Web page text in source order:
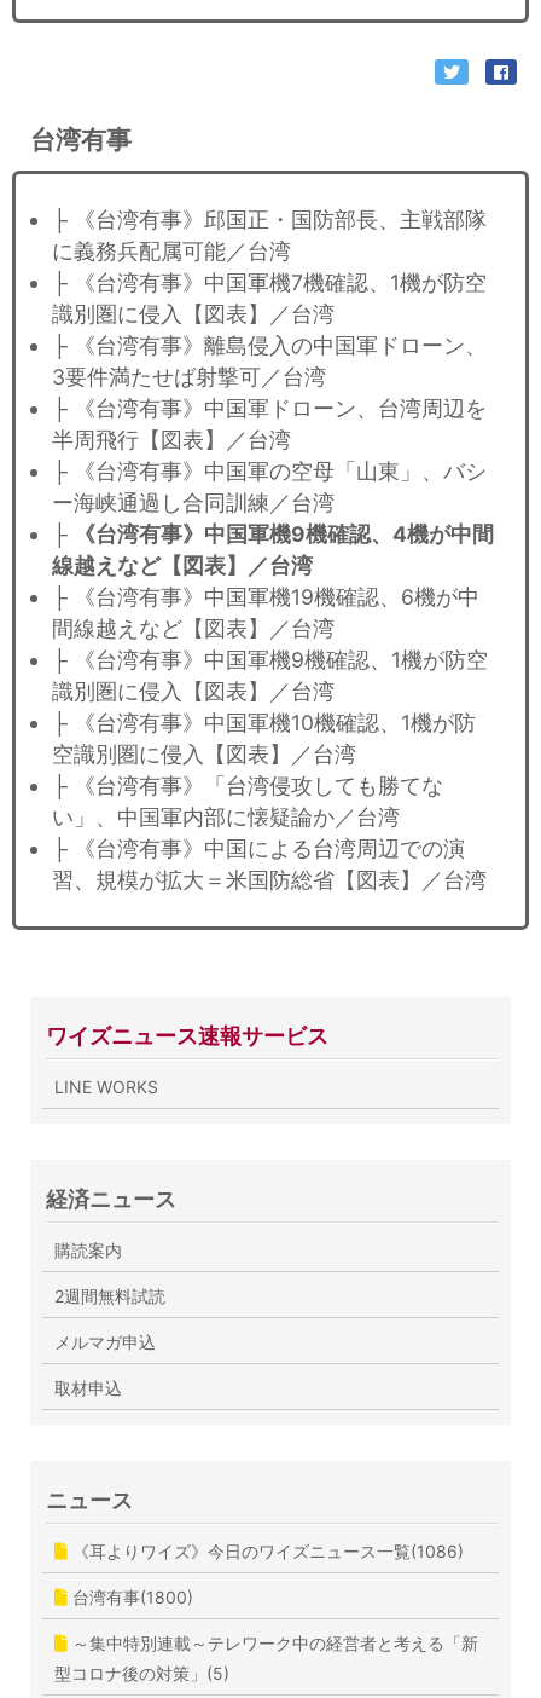
台湾有事
├ 《台湾有事》邱国正・国防部長、主戦部隊
に義務兵配属可能／台湾
├ 《台湾有事》中国軍機7機確認、1機が防空
識別圏に侵入【図表】／台湾
├ 《台湾有事》離島侵入の中国軍ドローン、
3要件満たせば射撃可／台湾
├ 《台湾有事》中国軍ドローン、台湾周辺を
半周飛行【図表】／台湾
├ 《台湾有事》中国軍の空母「山東」、バシ
ー海峡通過し合同訓練／台湾
├
《台湾有事》中国軍機9機確認、4機が中間
線越えなど【図表】／台湾
├ 《台湾有事》中国軍機19機確認、6機が中
間線越えなど【図表】／台湾
├ 《台湾有事》中国軍機9機確認、1機が防空
識別圏に侵入【図表】／台湾
├ 《台湾有事》中国軍機10機確認、1機が防
空識別圏に侵入【図表】／台湾
├ 《台湾有事》「台湾侵攻しても勝てな
い」、中国軍内部に懐疑論か／台湾
├ 《台湾有事》中国による台湾周辺での演
習、規模が拡大＝米国防総省【図表】／台湾
ワイズニュース速報サービス
LINE WORKS
経済ニュース
購読案内
2週間無料試読
メルマガ申込
取材申込
ニュース
《耳よりワイズ》今日のワイズニュース一覧(1086)
台湾有事(1800)
～集中特別連載～テレワーク中の経営者と考える「新
型コロナ後の対策」(5)